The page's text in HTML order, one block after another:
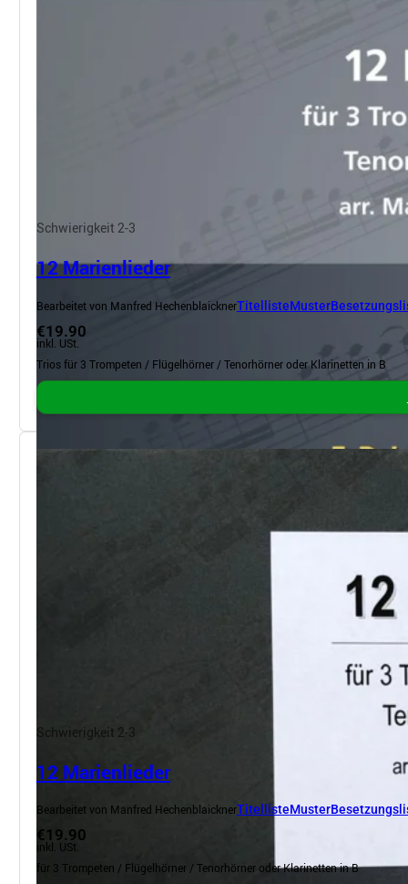
Schwierigkeit 2-3
12 Marienlieder
Bearbeitet von Manfred HechenblaicknerTitellisteMuster
€19.90
inkl. USt.
Trios für 3 Trompeten / Flügelhörner / Tenorhörner oder Klarinetten in B
Schwierigkeit 2-3
12 Marienlieder
Bearbeitet von Manfred HechenblaicknerTitellisteMuster
€19.90
inkl. USt.
für 3 Trompeten / Flügelhörner / Tenorhörner oder Klarinetten in B